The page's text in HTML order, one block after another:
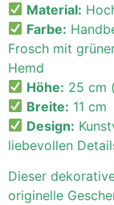
Material:
Farbe:
Frosch mit
Hemd
Höhe: 25 cm
Breite: 11 cm
Design:
liebevollen
Dieser
originelle